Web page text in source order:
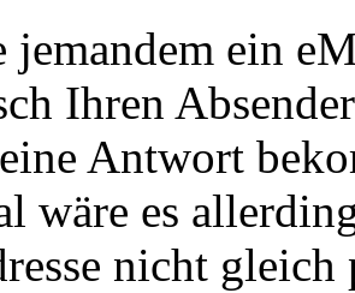
jemandem ein
Ihren
Antwort
wäre es
nicht gleich